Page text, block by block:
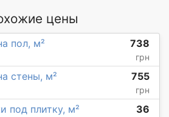
цены
пол, м² 738
грн
стены, м² 755
грн
под плитку, м² 36